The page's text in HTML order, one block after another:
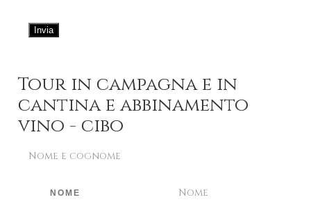
Invia
Tour in campagna e in
cantina e abbinamento
vino - cibo
Nome e cognome
Nome